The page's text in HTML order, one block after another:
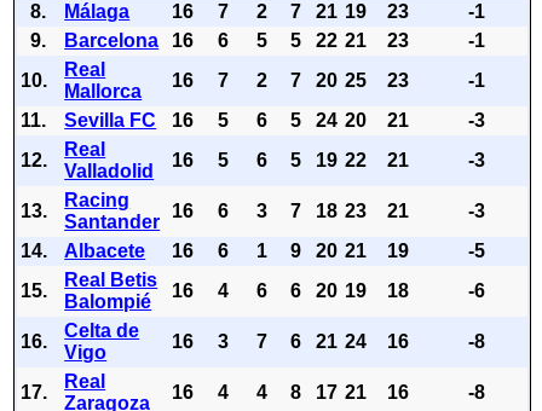
8.
Málaga 16 7 2 7 21 19 23
-1
9.
Barcelona 16 6 5 5 22 21 23
-1
10.
Real
Mallorca
16 7 2 7 20 25 23
-1
11.
Sevilla FC 16 5 6 5 24 20 21
-3
12.
Real
Valladolid
16 5 6 5 19 22 21 -3
13.
Racing
Santander
16 6 3 7 18 23 21
-3
14.
Albacete 16 6 1 9 20 21 19
-5
15.
Real Betis
Balompié
16 4 6 6 20 19 18 -6
16.
Celta de
Vigo
16 3 7 6 21 24 16 -8
17.
Real
Zaragoza
16 4 4 8 17 21 16 -8